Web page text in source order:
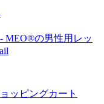
ッピングカート